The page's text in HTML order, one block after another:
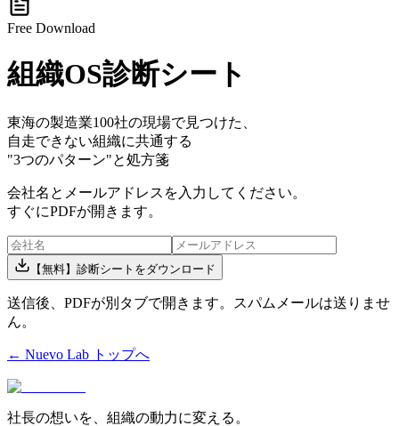
Free Download
組織OS診断シート
東海の製造業100社の現場で見つけた、
自走できない組織に共通する
"3つのパターン"と処方箋
会社名とメールアドレスを入力してください。
すぐにPDFが開きます。
【無料】診断シートをダウンロード
送信後、PDFが別タブで開きます。スパムメールは送りませ
ん。
← Nuevo Lab トップへ
社長の想いを、組織の動力に変える。